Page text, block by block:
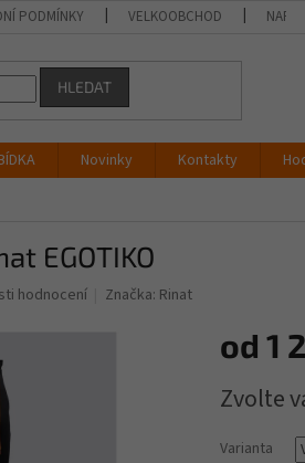
PODMÍNKY VELKOOBCHOD
HLEDAT
Novinky Kontakty
EGOTIKO
hodnocení Značka: Rinat
od 1
cena:
Zvolte
Varianta